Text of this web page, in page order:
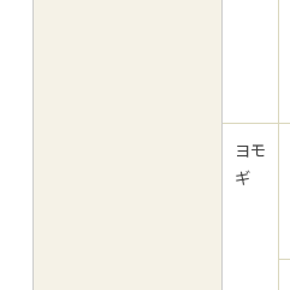
ヨモ
ギ